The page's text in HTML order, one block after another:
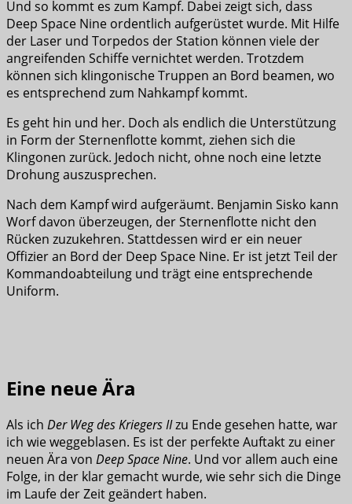
Und so kommt es zum Kampf. Dabei zeigt sich, dass
Deep Space Nine ordentlich aufgerüstet wurde. Mit Hilfe
der Laser und Torpedos der Station können viele der
angreifenden Schiffe vernichtet werden. Trotzdem
können sich klingonische Truppen an Bord beamen, wo
es entsprechend zum Nahkampf kommt.
Es geht hin und her. Doch als endlich die Unterstützung
in Form der Sternenflotte kommt, ziehen sich die
Klingonen zurück. Jedoch nicht, ohne noch eine letzte
Drohung auszusprechen.
Nach dem Kampf wird aufgeräumt. Benjamin Sisko kann
Worf davon überzeugen, der Sternenflotte nicht den
Rücken zuzukehren. Stattdessen wird er ein neuer
Offizier an Bord der Deep Space Nine. Er ist jetzt Teil der
Kommandoabteilung und trägt eine entsprechende
Uniform.
Eine neue Ära
Als ich Der Weg des Kriegers IIzu Ende gesehen hatte, war
ich wie weggeblasen. Es ist der perfekte Auftakt zu einer
neuen Ära von Deep Space Nine. Und vor allem auch eine
Folge, in der klar gemacht wurde, wie sehr sich die Dinge
im Laufe der Zeit geändert haben.